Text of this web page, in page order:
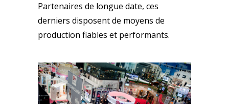
Partenaires de longue date, ces
derniers disposent de moyens de
production fiables et performants.